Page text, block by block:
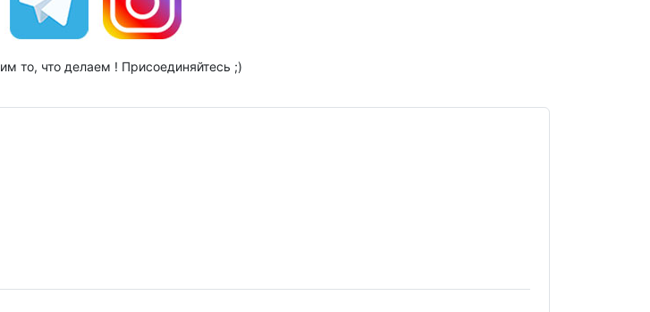
то, что делаем ! Присоединяйтесь ;)